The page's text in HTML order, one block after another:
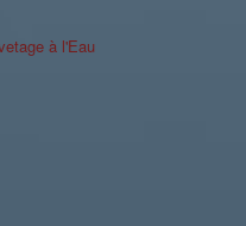
à l'Eau